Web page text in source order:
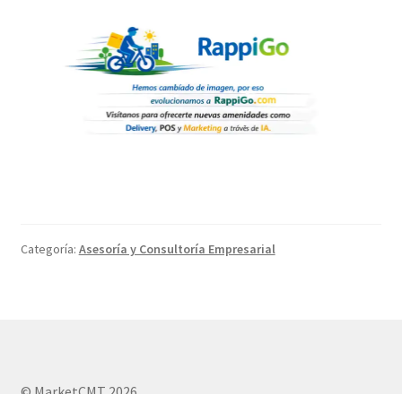
Categoría: Asesoría y Consultoría Empresarial